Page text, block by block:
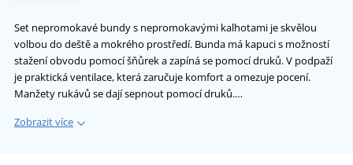
Set nepromokavé bundy s nepromokavými kalhotami je skvělou
volbou do deště a mokrého prostředí. Bunda má kapuci s možností
stažení obvodu pomocí šňůrek a zapíná se pomocí druků. V podpaží
je praktická ventilace, která zaručuje komfort a omezuje pocení.
Manžety rukávů se dají sepnout pomocí druků.…
Zobrazit více